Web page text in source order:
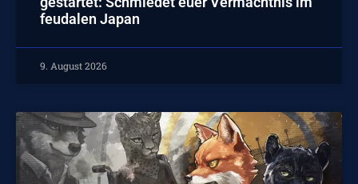
feudalen Japan
9. August 2026